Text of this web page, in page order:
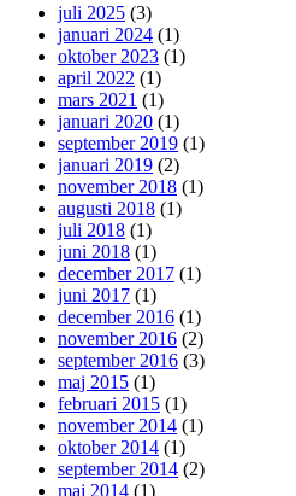
juli 2025 (3)
januari 2024 (1)
oktober 2023 (1)
april 2022 (1)
mars 2021 (1)
januari 2020 (1)
september 2019 (1)
januari 2019 (2)
november 2018 (1)
augusti 2018 (1)
juli 2018 (1)
juni 2018 (1)
december 2017 (1)
juni 2017 (1)
december 2016 (1)
november 2016 (2)
september 2016 (3)
maj 2015 (1)
februari 2015 (1)
november 2014 (1)
oktober 2014 (1)
september 2014 (2)
maj 2014 (1)